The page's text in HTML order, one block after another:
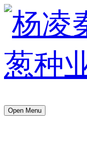
Open Menu